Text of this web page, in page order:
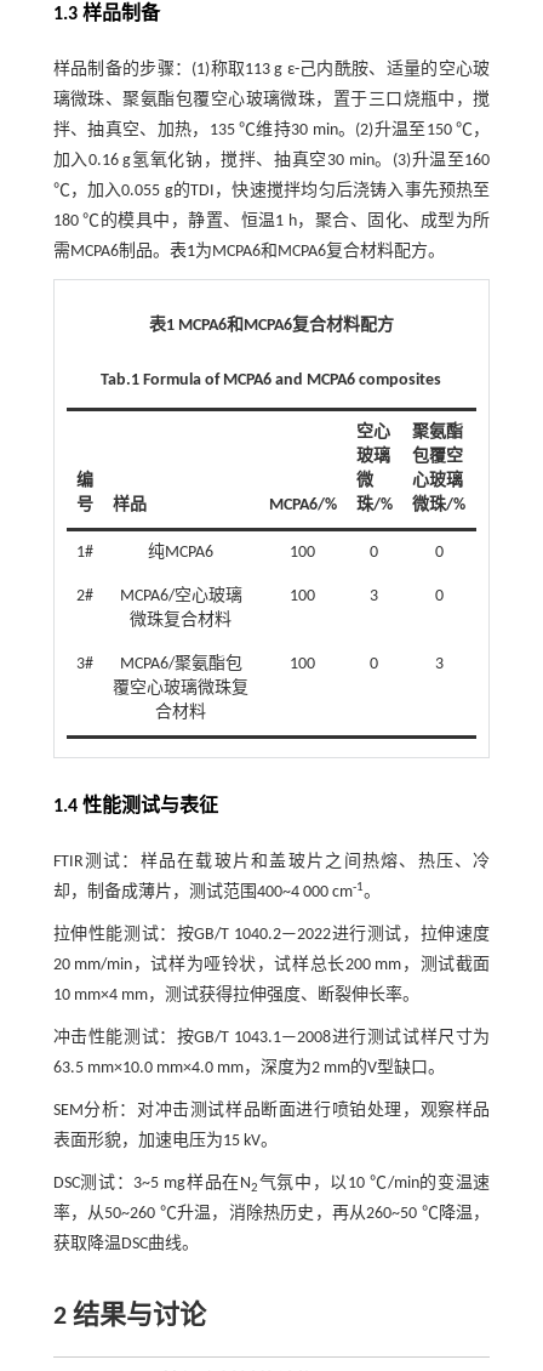
1.3 样品制备
样品制备的步骤：(1)称取113 g ε-己内酰胺、适量的空心玻
璃微珠、聚氨酯包覆空心玻璃微珠，置于三口烧瓶中，搅
拌、抽真空、加热，135 ℃维持30 min。(2)升温至150 ℃，
加入0.16 g氢氧化钠，搅拌、抽真空30 min。(3)升温至160
℃，加入0.055 g的TDI，快速搅拌均匀后浇铸入事先预热至
180 ℃的模具中，静置、恒温1 h，聚合、固化、成型为所
需MCPA6制品。 表1为MCPA6和MCPA6复合材料配方。
表1 MCPA6和MCPA6复合材料配方
Tab.1 Formula of MCPA6 and MCPA6 composites
编
号
样品 MCPA6/%
空心
玻璃
微
珠/%
聚氨酯
包覆空
心玻璃
微珠/%
1# 纯MCPA6 100 0 0
2#
MCPA6/空心玻璃
微珠复合材料
100 3 0
3#
MCPA6/聚氨酯包
覆空心玻璃微珠复
合材料
100 0 3
1.4 性能测试与表征
FTIR测试：样品在载玻片和盖玻片之间热熔、热压、冷
却，制备成薄片，测试范围400~4 000 cm-1。
拉伸性能测试：按GB/T 1040.2—2022进行测试，拉伸速度
20 mm/min，试样为哑铃状，试样总长200 mm，测试截面
10 mm×4 mm，测试获得拉伸强度、断裂伸长率。
冲击性能测试：按GB/T 1043.1—2008进行测试试样尺寸为
63.5 mm×10.0 mm×4.0 mm，深度为2 mm的V型缺口。
SEM分析：对冲击测试样品断面进行喷铂处理，观察样品
表面形貌，加速电压为15 kV。
DSC测试：3~5 mg样品在N2气氛中，以10 ℃/min的变温速
率，从50~260 ℃升温，消除热历史，再从260~50 ℃降温，
获取降温DSC曲线。
2 结果与讨论